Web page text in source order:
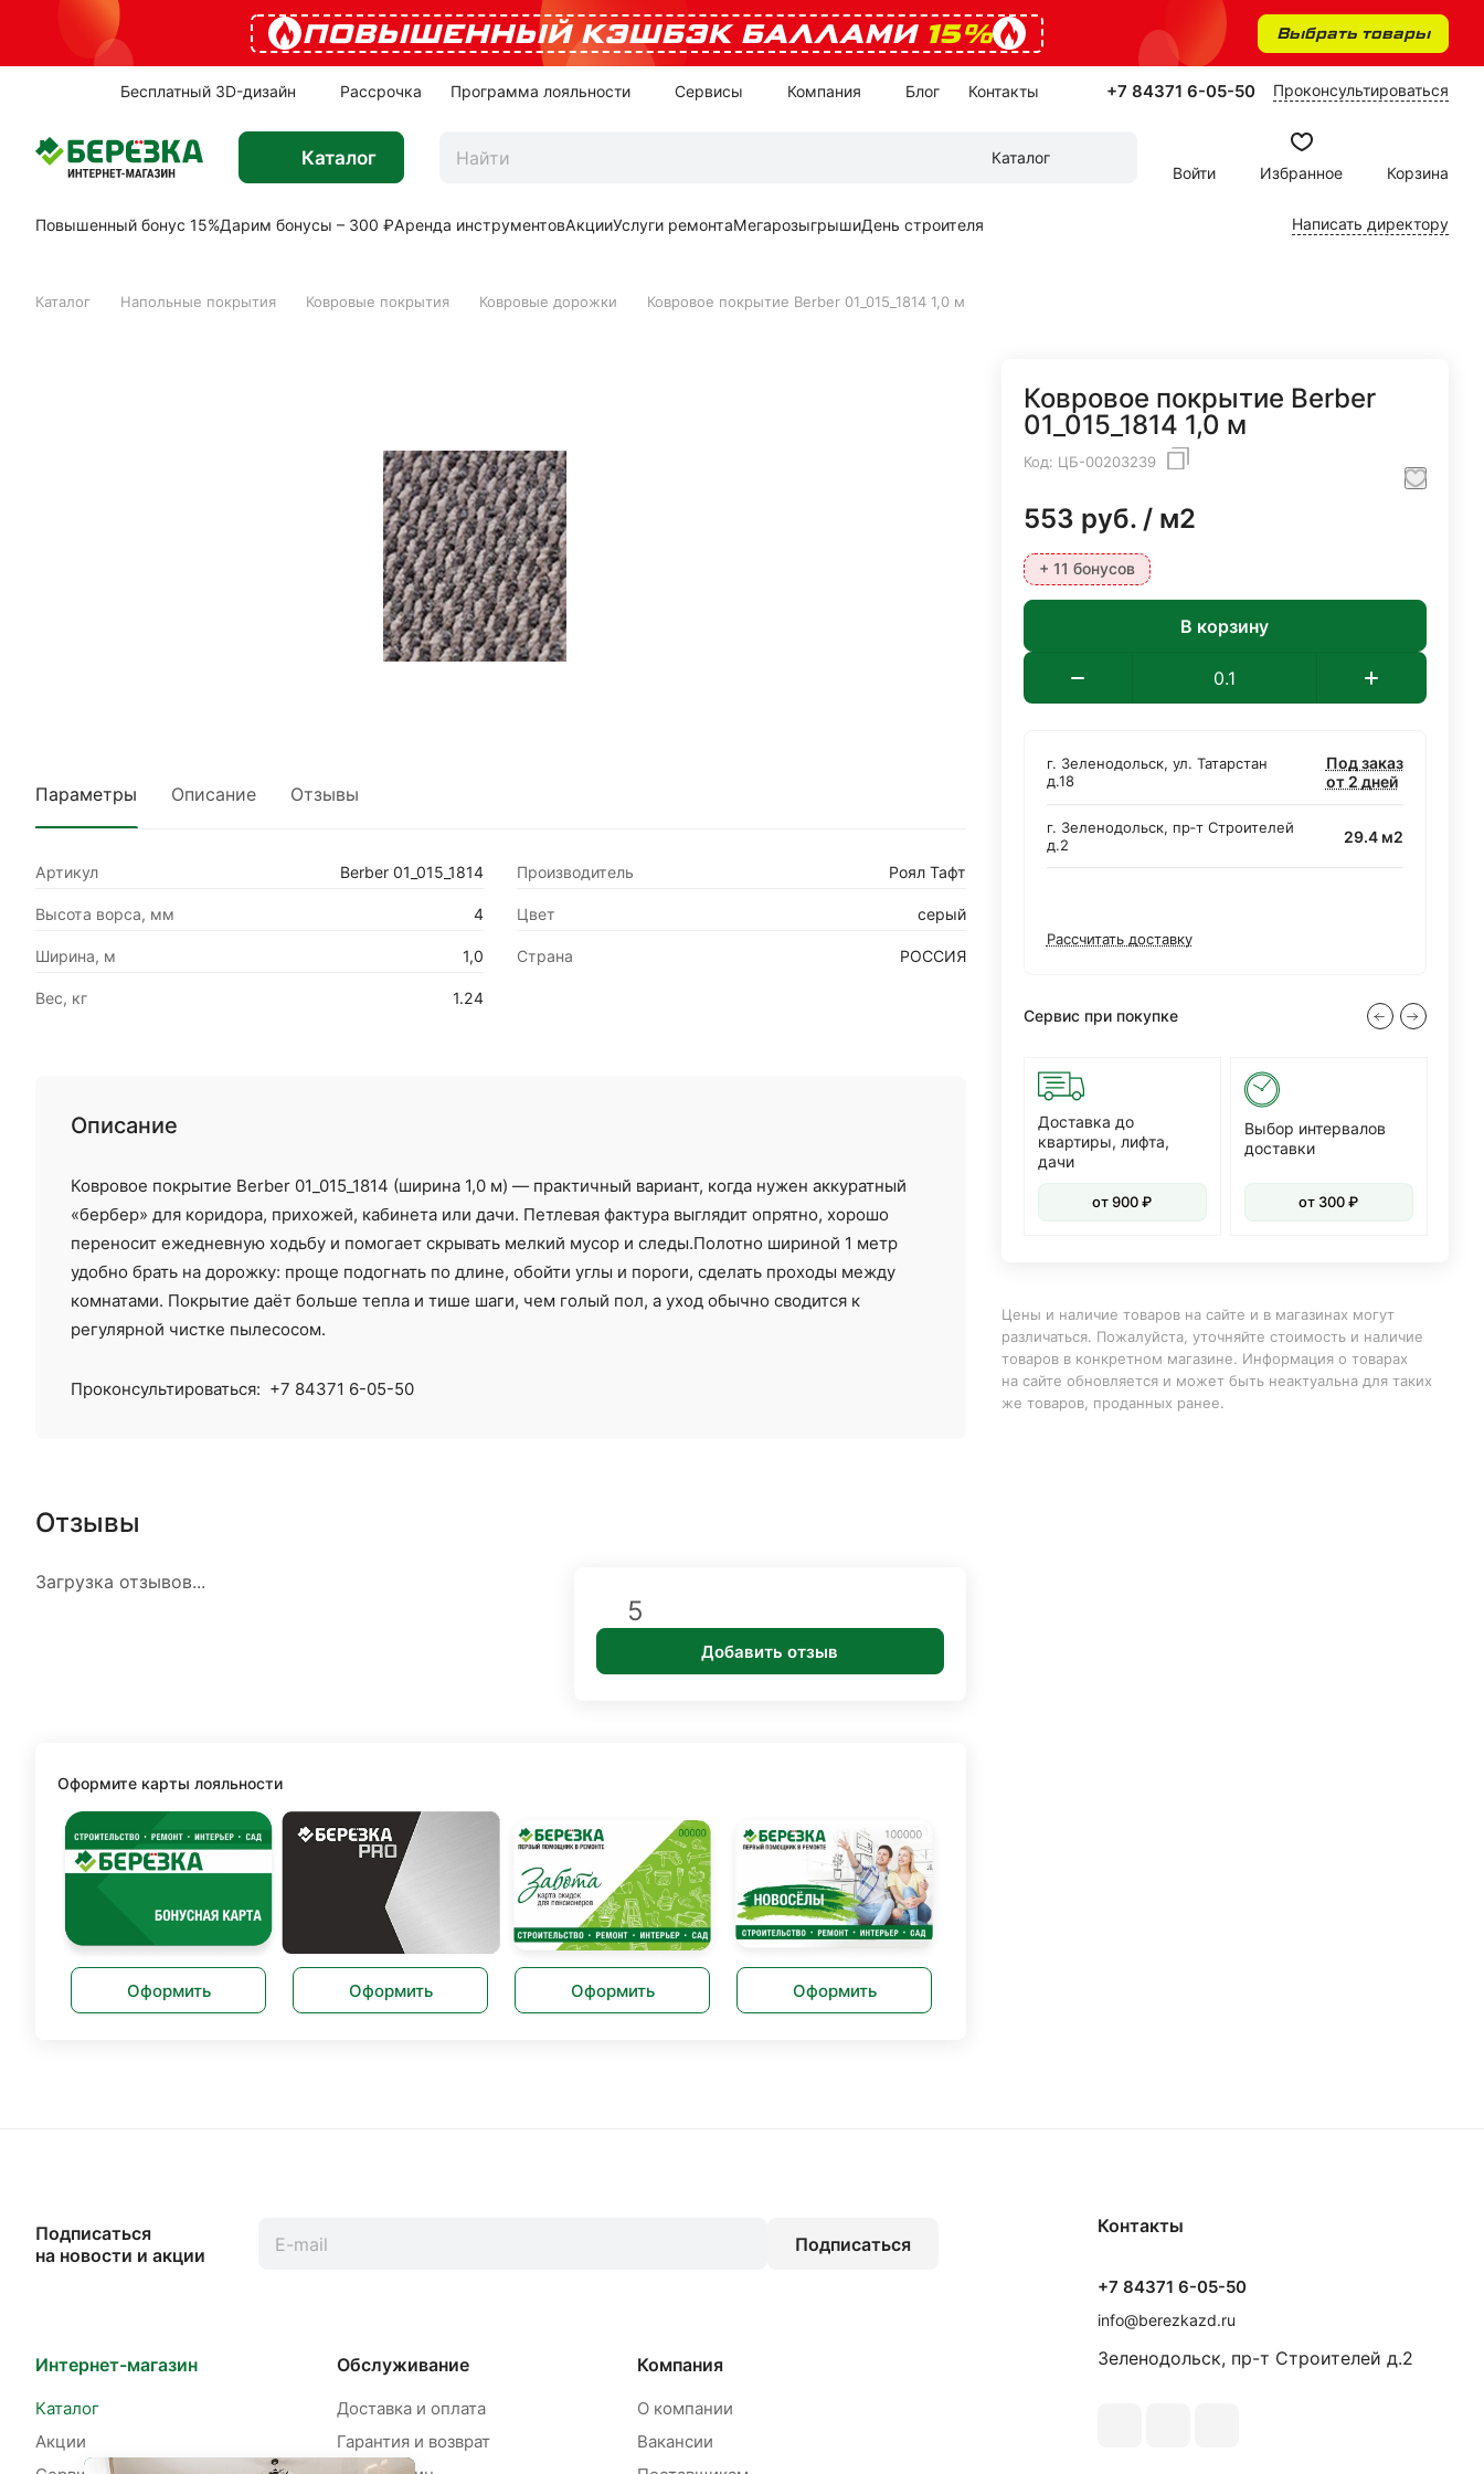
ПОВЫШЕННЫЙ КЭШБЭК БАЛЛАМИ 15% Выбрать товары
Бесплатный 3D-дизайн Рассрочка Программа лояльности Сервисы Компания Блог Контакты +7 84371 6-05-50 Проконсультироваться
Каталог
Каталог
Войти
Избранное Корзина
Повышенный бонус 15%Дарим бонусы – 300 ₽Аренда инструментовАкцииУслуги ремонтаМегарозыгрышиДень строителя Написать директору
Каталог Напольные покрытия Ковровые покрытия Ковровые дорожки Ковровое покрытие Berber 01_015_1814 1,0 м
Параметры Описание Отзывы
Артикул Berber 01_015_1814 Производитель Роял Тафт
Высота ворса, мм 4 Цвет серый
Ширина, м 1,0 Страна РОССИЯ
Вес, кг 1.24
Описание
Ковровое покрытие Berber 01_015_1814 (ширина 1,0 м) — практичный вариант, когда нужен аккуратный
«бербер» для коридора, прихожей, кабинета или дачи. Петлевая фактура выглядит опрятно, хорошо
переносит ежедневную ходьбу и помогает скрывать мелкий мусор и следы.Полотно шириной 1 метр
удобно брать на дорожку: проще подогнать по длине, обойти углы и пороги, сделать проходы между
комнатами. Покрытие даёт больше тепла и тише шаги, чем голый пол, а уход обычно сводится к
регулярной чистке пылесосом.
Проконсультироваться: +7 84371 6-05-50
Отзывы
Загрузка отзывов...
5
Добавить отзыв
Оформите карты лояльности
Оформить Оформить Оформить Оформить
Ковровое покрытие Berber
01_015_1814 1,0 м
Код: ЦБ-00203239
553 руб./ м2
+ 11 бонусов
В корзину
г. Зеленодольск, ул. Татарстан
д.18
Под заказ
от 2 дней
г. Зеленодольск, пр‑т Строителей
д.2
29.4 м2
Рассчитать доставку
Сервис при покупке
Доставка до
квартиры, лифта,
дачи
от 900 ₽
Выбор интервалов
доставки
от 300 ₽
Цены и наличие товаров на сайте и в магазинах могут
различаться. Пожалуйста, уточняйте стоимость и наличие
товаров в конкретном магазине. Информация о товарах
на сайте обновляется и может быть неактуальна для таких
же товаров, проданных ранее.
Подписаться
на новости и акции
Подписаться
Интернет-магазин
Каталог
Акции
Обслуживание
Доставка и оплата
Гарантия и возврат
Компания
О компании
Вакансии
Контакты
+7 84371 6-05-50
info@berezkazd.ru
Зеленодольск, пр-т Строителей д.2